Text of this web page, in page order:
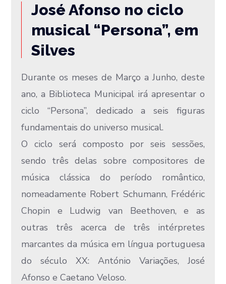
José Afonso no ciclo
musical “Persona”, em
Silves
Durante os meses de Março a Junho, deste
ano, a Biblioteca Municipal irá apresentar o
ciclo “Persona”, dedicado a seis figuras
fundamentais do universo musical.
O ciclo será composto por seis sessões,
sendo três delas sobre compositores de
música clássica do período romântico,
nomeadamente Robert Schumann, Frédéric
Chopin e Ludwig van Beethoven, e as
outras três acerca de três intérpretes
marcantes da música em língua portuguesa
do século XX: António Variações, José
Afonso e Caetano Veloso.